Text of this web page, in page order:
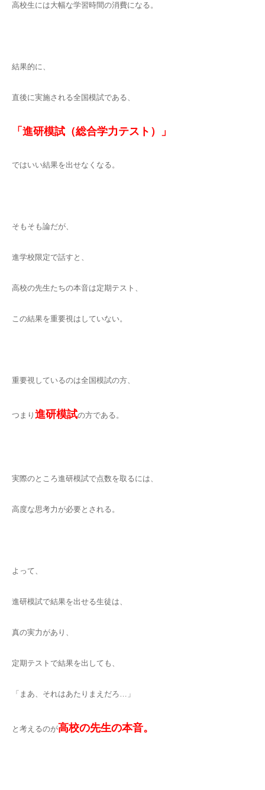
高校生には大幅な学習時間の消費になる。
結果的に、
直後に実施される全国模試である、
「進研模試（総合学力テスト）」
ではいい結果を出せなくなる。
そもそも論だが、
進学校限定で話すと、
高校の先生たちの本音は定期テスト、
この結果を重要視はしていない。
重要視しているのは全国模試の方、
つまり 進研模試の方である。
実際のところ進研模試で点数を取るには、
高度な思考力が必要とされる。
よって、
進研模試で結果を出せる生徒は、
真の実力があり、
定期テストで結果を出しても、
「まあ、それはあたりまえだろ…」
と考えるのが高校の先生の本音。